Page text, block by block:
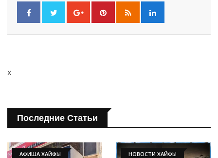
x
Последние Статьи
АФИША ХАЙФЫ НОВОСТИ ХАЙФЫ